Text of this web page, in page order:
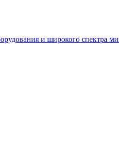
и широкого спектра